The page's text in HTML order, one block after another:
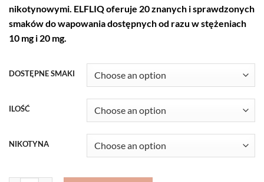
nikotynowymi. ELFLIQ oferuje 20 znanych i sprawdzonych
smaków do wapowania dostępnych od razu w stężeniach
10 mg i 20 mg.
DOSTĘPNE SMAKI
ILOŚĆ
NIKOTYNA